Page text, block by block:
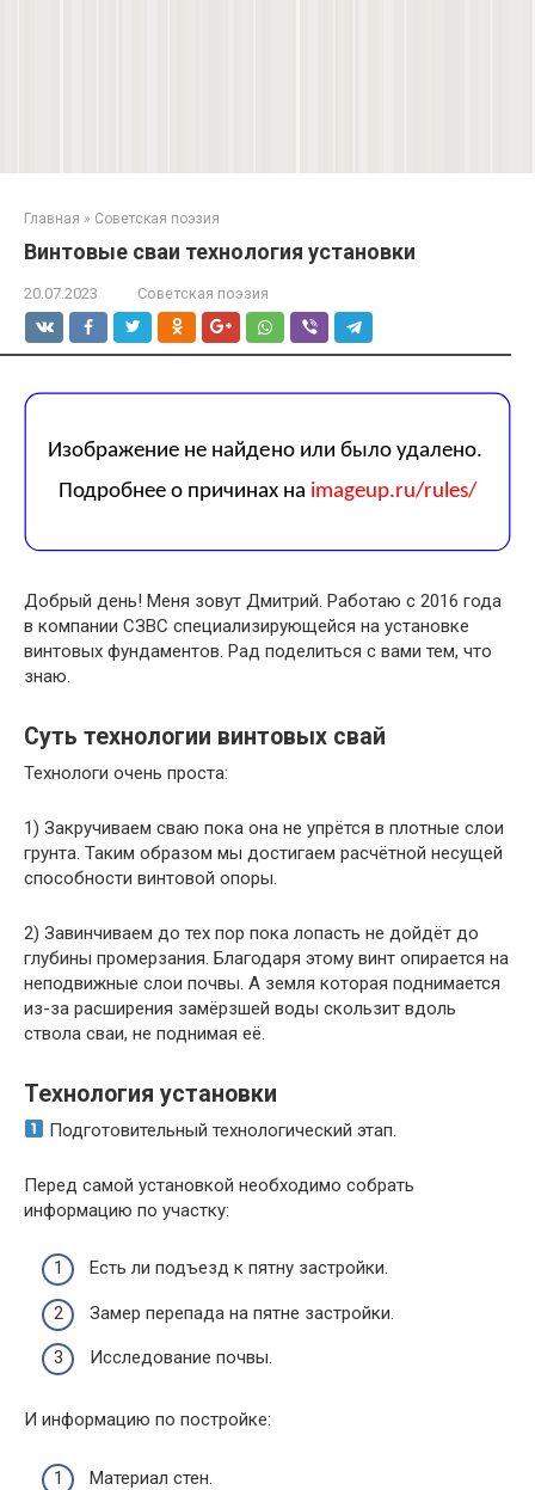
Главная » Советская поэзия
Винтовые сваи технология установки
20.07.2023 Советская поэзия
Добрый день! Меня зовут Дмитрий. Работаю с 2016 года
в компании СЗВС специализирующейся на установке
винтовых фундаментов. Рад поделиться с вами тем, что
знаю.
Суть технологии винтовых свай
Технологи очень проста:
1) Закручиваем сваю пока она не упрётся в плотные слои
грунта. Таким образом мы достигаем расчётной несущей
способности винтовой опоры.
2) Завинчиваем до тех пор пока лопасть не дойдёт до
глубины промерзания. Благодаря этому винт опирается на
неподвижные слои почвы. А земля которая поднимается
из-за расширения замёрзшей воды скользит вдоль
ствола сваи, не поднимая её.
Технология установки
Подготовительный технологический этап.
Перед самой установкой необходимо собрать
информацию по участку:
Есть ли подъезд к пятну застройки.
Замер перепада на пятне застройки.
Исследование почвы.
И информацию по постройке:
Материал стен.